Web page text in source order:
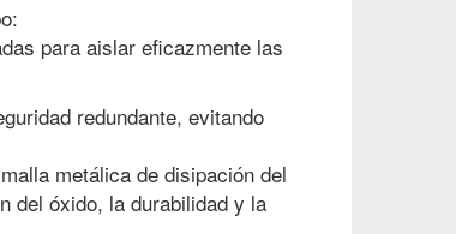
para aislar eficazmente las
redundante, evitando
metálica de disipación del
del óxido, la durabilidad y la